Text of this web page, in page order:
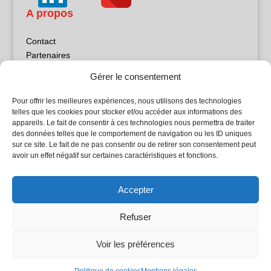
Gérer le consentement
Pour offrir les meilleures expériences, nous utilisons des technologies
telles que les cookies pour stocker et/ou accéder aux informations des
appareils. Le fait de consentir à ces technologies nous permettra de traiter
des données telles que le comportement de navigation ou les ID uniques
sur ce site. Le fait de ne pas consentir ou de retirer son consentement peut
avoir un effet négatif sur certaines caractéristiques et fonctions.
Accepter
Refuser
Voir les préférences
A propos
Contact
Partenaires
Politique de confidentialité
Sites partenaires
5Façades
Atrium Patrimoine
L'Atelier Bois